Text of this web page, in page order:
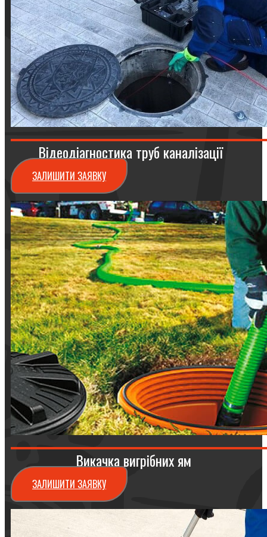
Відеодіагностика труб каналізації
ЗАЛИШИТИ ЗАЯВКУ
Викачка вигрібних ям
ЗАЛИШИТИ ЗАЯВКУ